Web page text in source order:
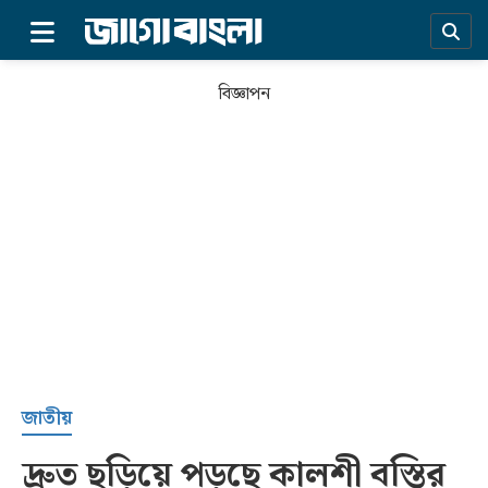
সর্বশেষ
বিজ্ঞাপন
জাতীয়
দ্রুত ছড়িয়ে পড়ছে কালশী বস্তির